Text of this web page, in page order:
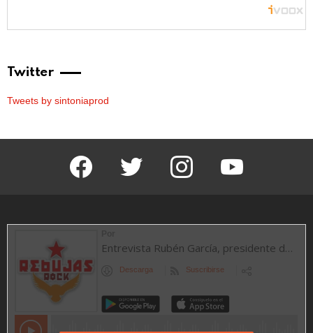
Twitter
Tweets by sintoniaprod
facebook twitter instagram